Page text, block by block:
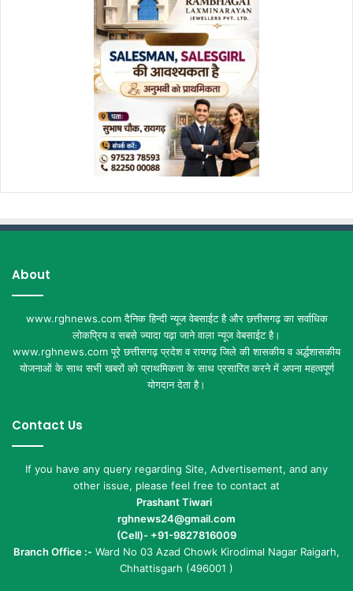
About
www.rghnews.com दैनिक हिन्दी न्यूज वेबसाईट है और छत्तीसगढ़ का सर्वाधिक
लोकप्रिय व सबसे ज्यादा पढ़ा जाने वाला न्यूज वेबसाईट है।
www.rghnews.com पूरे छत्तीसगढ़ प्रदेश व रायगढ़ जिले की शासकीय व अर्द्धशासकीय
योजनाओं के साथ सभी खबरों को प्राथमिकता के साथ प्रसारित करने में अपना महत्वपूर्ण
योगदान देता है।
Contact Us
If you have any query regarding Site, Advertisement, and any
other issue, please feel free to contact at
Prashant Tiwari
rghnews24@gmail.com
(Cell)- +91-9827816009
Branch Office :- Ward No 03 Azad Chowk Kirodimal Nagar Raigarh,
Chhattisgarh (496001 )